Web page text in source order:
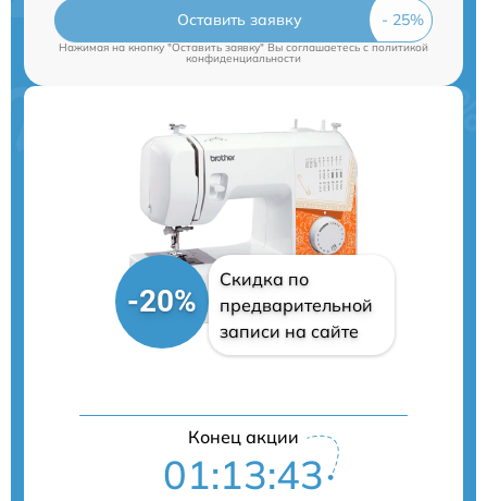
Оставить заявку
Нажимая на кнопку "Оставить заявку" Вы соглашаетесь cполитикой
конфиденциальности
-20%
Скидка по
предварительной
записи на сайте
Конец акции
01:13:42